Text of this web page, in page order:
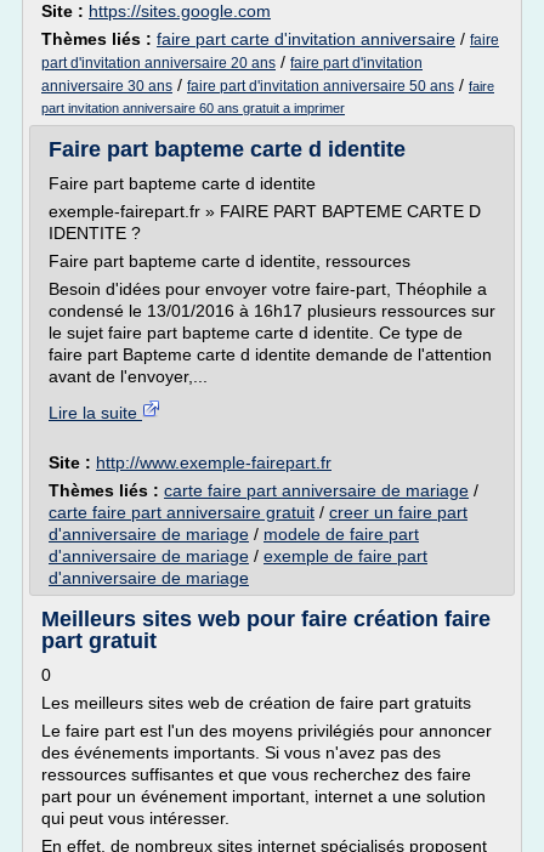
Site : https://sites.google.com
Thèmes liés : faire part carte d'invitation anniversaire / faire
part d'invitation anniversaire 20 ans / faire part d'invitation
anniversaire 30 ans / faire part d'invitation anniversaire 50 ans / faire
part invitation anniversaire 60 ans gratuit a imprimer
Faire part bapteme carte d identite
Faire part bapteme carte d identite
exemple-fairepart.fr » FAIRE PART BAPTEME CARTE D
IDENTITE ?
Faire part bapteme carte d identite, ressources
Besoin d'idées pour envoyer votre faire-part, Théophile a
condensé le 13/01/2016 à 16h17 plusieurs ressources sur
le sujet faire part bapteme carte d identite. Ce type de
faire part Bapteme carte d identite demande de l'attention
avant de l'envoyer,...
Lire la suite
Site : http://www.exemple-fairepart.fr
Thèmes liés : carte faire part anniversaire de mariage /
carte faire part anniversaire gratuit / creer un faire part
d'anniversaire de mariage / modele de faire part
d'anniversaire de mariage / exemple de faire part
d'anniversaire de mariage
Meilleurs sites web pour faire création faire
part gratuit
0
Les meilleurs sites web de création de faire part gratuits
Le faire part est l'un des moyens privilégiés pour annoncer
des événements importants. Si vous n'avez pas des
ressources suffisantes et que vous recherchez des faire
part pour un événement important, internet a une solution
qui peut vous intéresser.
En effet, de nombreux sites internet spécialisés proposent